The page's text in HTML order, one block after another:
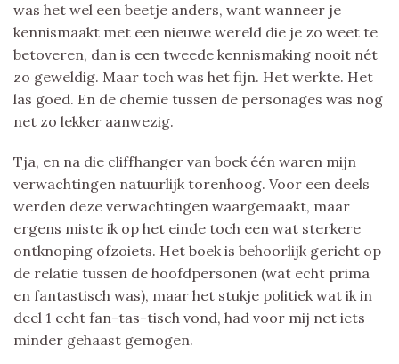
was het wel een beetje anders, want wanneer je
kennismaakt met een nieuwe wereld die je zo weet te
betoveren, dan is een tweede kennismaking nooit nét
zo geweldig. Maar toch was het fijn. Het werkte. Het
las goed. En de chemie tussen de personages was nog
net zo lekker aanwezig.
Tja, en na die cliffhanger van boek één waren mijn
verwachtingen natuurlijk torenhoog. Voor een deels
werden deze verwachtingen waargemaakt, maar
ergens miste ik op het einde toch een wat sterkere
ontknoping ofzoiets. Het boek is behoorlijk gericht op
de relatie tussen de hoofdpersonen (wat echt prima
en fantastisch was), maar het stukje politiek wat ik in
deel 1 echt fan-tas-tisch vond, had voor mij net iets
minder gehaast gemogen.